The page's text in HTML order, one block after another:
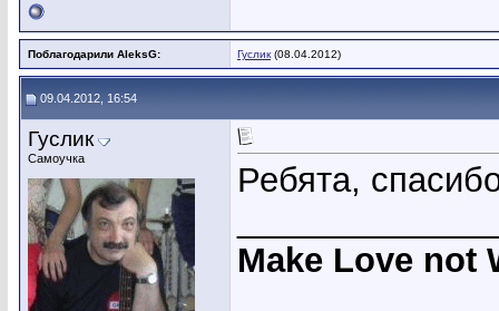
Поблагодарили AleksG: Гуслик (08.04.2012)
09.04.2012, 16:54
Гуслик
Самоучка
Ребята,
Make Love not